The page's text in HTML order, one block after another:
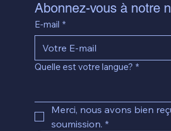
Abonnez-vous à notre
E-mail *
Quelle est votre langue? *
Merci, nous avons bien
soumission. *